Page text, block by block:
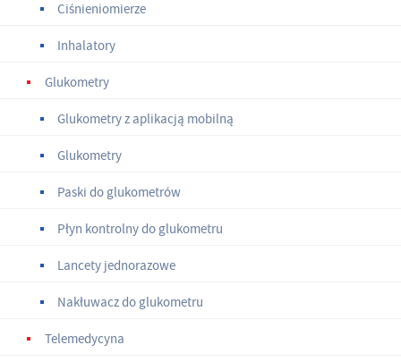
Ciśnieniomierze
Inhalatory
Glukometry
Glukometry z aplikacją mobilną
Glukometry
Paski do glukometrów
Płyn kontrolny do glukometru
Lancety jednorazowe
Nakłuwacz do glukometru
Telemedycyna